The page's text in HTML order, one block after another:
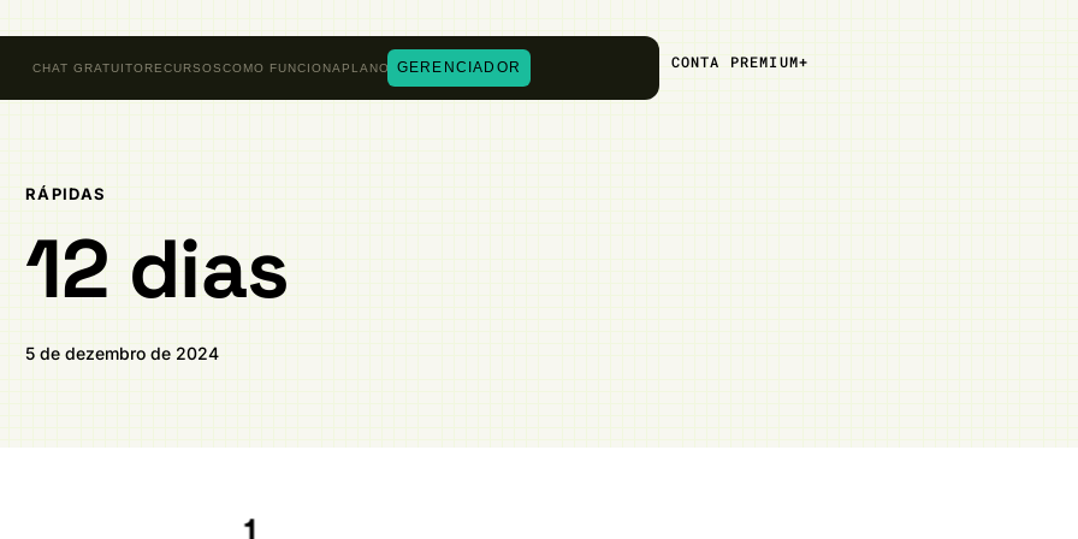
CHAT GRATUITORECURSOSCOMO FUNCIONA PLANOSGERENCIADOR CONTA PREMIUM+
RÁPIDAS
12 dias
5 de dezembro de 2024